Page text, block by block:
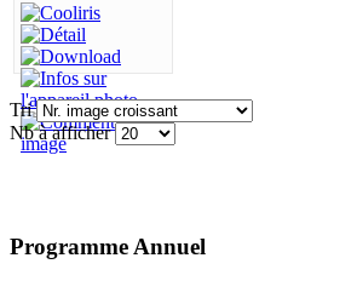
Tri
Nb à afficher
Programme Annuel